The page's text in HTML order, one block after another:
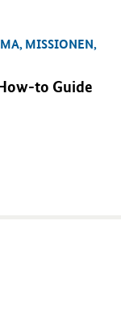
MIS­SIO­NEN,
to Guide